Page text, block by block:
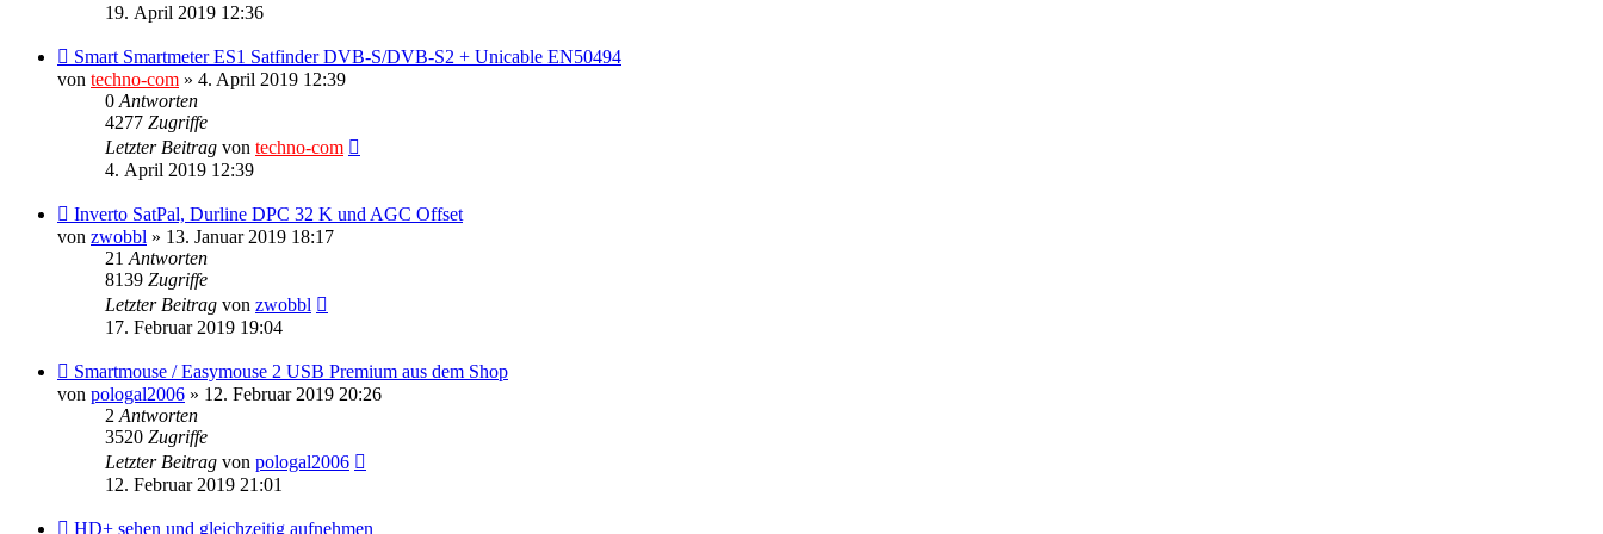
19. April 2019 12:36
Smart Smartmeter ES1 Satfinder DVB-S/DVB-S2 + Unicable EN50494
von techno-com » 4. April 2019 12:39
0 Antworten
4277 Zugriffe
Letzter Beitrag von techno-com
4. April 2019 12:39
Inverto SatPal, Durline DPC 32 K und AGC Offset
von zwobbl » 13. Januar 2019 18:17
21 Antworten
8139 Zugriffe
Letzter Beitrag von zwobbl
17. Februar 2019 19:04
Smartmouse / Easymouse 2 USB Premium aus dem Shop
von pologal2006 » 12. Februar 2019 20:26
2 Antworten
3520 Zugriffe
Letzter Beitrag von pologal2006
12. Februar 2019 21:01
HD+ sehen und gleichzeitig aufnehmen